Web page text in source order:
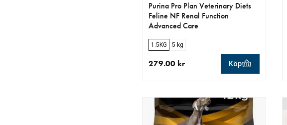
Purina Pro Plan Veterinary Diets
Feline NF Renal Function
Advanced Care
1.5KG 5 kg
279.00 kr Köp